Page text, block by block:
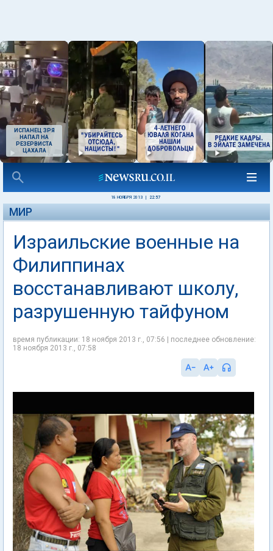
ИСПАНЕЦ ЗРЯ
НАПАЛ НА
РЕЗЕРВИСТА
ЦАХАЛА
18 НОЯБРЯ 2013 22:57
МИР
Израильские военные на
Филиппинах
восстанавливают школу,
разрушенную тайфуном
время публикации: 18 ноября 2013 г., 07:56 | последнее обновление:
18 ноября 2013 г., 07:58